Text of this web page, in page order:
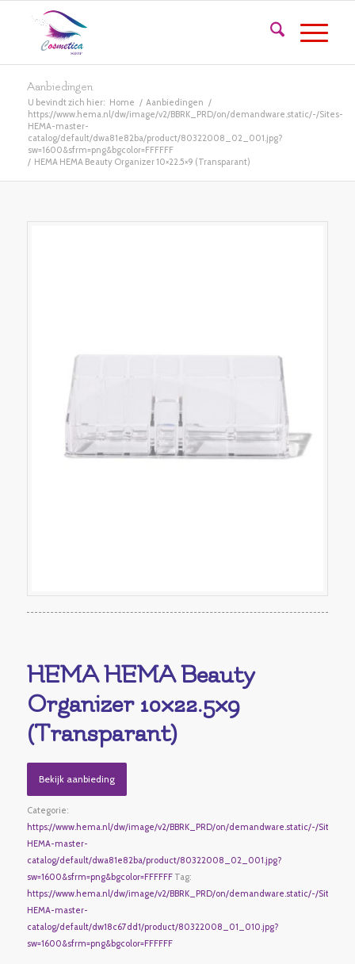
Aanbiedingen
U bevindt zich hier: Home / Aanbiedingen /
https://www.hema.nl/dw/image/v2/BBRK_PRD/on/demandware.static/-/Sites-
HEMA-master-
catalog/default/dwa81e82ba/product/80322008_02_001.jpg?
sw=1600&sfrm=png&bgcolor=FFFFFF
/ HEMA HEMA Beauty Organizer 10×22.5×9 (Transparant)
HEMA HEMA Beauty
Organizer 10×22.5×9
(Transparant)
Bekijk aanbieding
Categorie:
https://www.hema.nl/dw/image/v2/BBRK_PRD/on/demandware.static/-/Sites-
HEMA-master-
catalog/default/dwa81e82ba/product/80322008_02_001.jpg?
sw=1600&sfrm=png&bgcolor=FFFFFF Tag:
https://www.hema.nl/dw/image/v2/BBRK_PRD/on/demandware.static/-/Sites-
HEMA-master-
catalog/default/dw18c67dd1/product/80322008_01_010.jpg?
sw=1600&sfrm=png&bgcolor=FFFFFF